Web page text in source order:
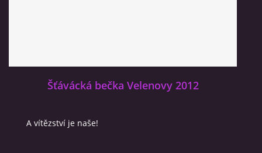
Šťávácká bečka Velenovy 2012
A vítězství je naše!